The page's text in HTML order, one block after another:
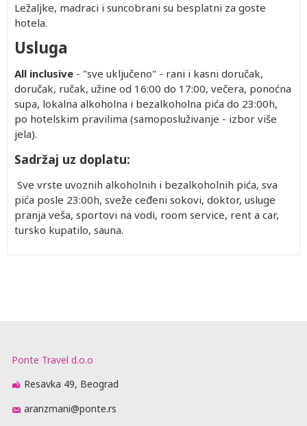
Ležaljke, madraci i suncobrani su besplatni za goste
hotela.
Usluga
All inclusive - "sve uključeno" - rani i kasni doručak,
doručak, ručak, užine od 16:00 do 17:00, večera, ponoćna
supa, lokalna alkoholna i bezalkoholna pića do 23:00h,
po hotelskim pravilima (samoposluživanje - izbor više
jela).
Sadržaj uz doplatu:
Sve vrste uvoznih alkoholnih i bezalkoholnih pića, sva
pića posle 23:00h, sveže ceđeni sokovi, doktor, usluge
pranja veša, sportovi na vodi, room service, rent a car,
tursko kupatilo, sauna.
Ponte Travel d.o.o
Resavka 49, Beograd
aranzmani@ponte.rs